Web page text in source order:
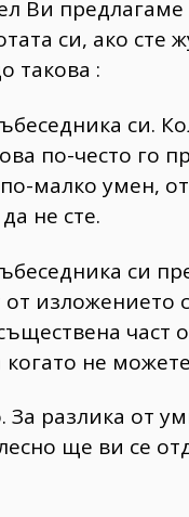
Ви
си, ако сте
такова :
си.
по-често го
малко умен,
не сте.
си
изложението
част
когато не
За разлика от
ще ви се